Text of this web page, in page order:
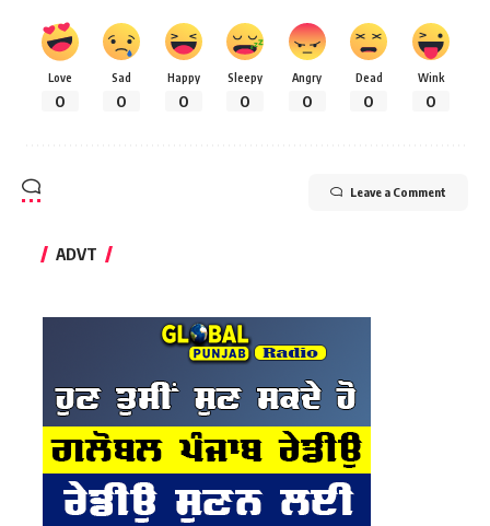
Love
0
Sad
0
Happy
0
Sleepy
0
Angry
0
Dead
0
Wink
0
Leave a Comment
ADVT